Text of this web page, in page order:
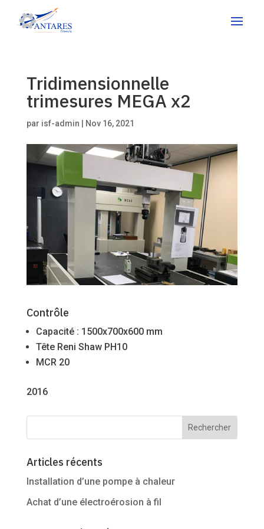
Tridimensionnelle
trimesures MEGA x2
par isf-admin Nov 16, 2021
Contrôle
Capacité : 1500x700x600 mm
Tête Reni Shaw PH10
MCR 20
2016
Articles récents
Installation d’une pompe à chaleur
Achat d’une électroérosion à fil